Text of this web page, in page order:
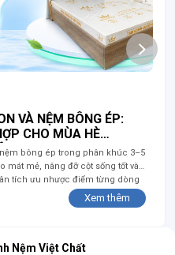
VÀ NỆM BÔNG ÉP:
CHO MÙA HÈ
bông ép trong phân khúc 3–5
mát mẻ, nâng đỡ cột sống tốt và
tích ưu nhược điểm từng dòng
Xem thêm
Nệm Việt Chất